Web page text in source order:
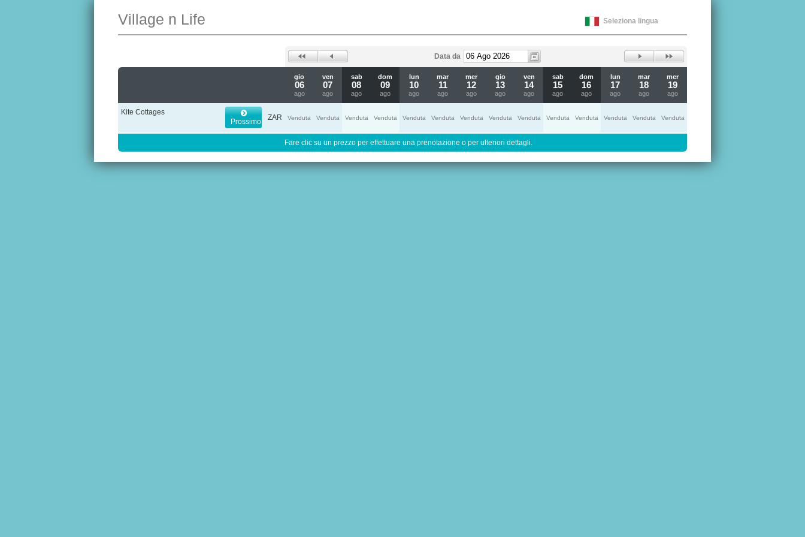
Seleziona lingua
Village n Life
Data da
gio
06
ago
ven
07
ago
sab
08
ago
dom
09
ago
lun
10
ago
mar
11
ago
mer
12
ago
gio
13
ago
ven
14
ago
sab
15
ago
dom
16
ago
lun
17
ago
mar
18
ago
mer
19
ago
Kite Cottages
Prossimo
ZAR Venduta Venduta Venduta Venduta Venduta Venduta Venduta Venduta Venduta Venduta Venduta Venduta Venduta Venduta
Fare clic su un prezzo per effettuare una prenotazione o per ulteriori dettagli.